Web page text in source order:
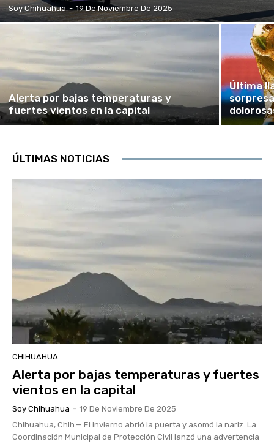
Soy Chihuahua - 19 De Noviembre De 2025
Alerta por bajas temperaturas y
fuertes vientos en la capital
Última
ÚLTIMAS NOTICIAS
CHIHUAHUA
Alerta por bajas temperaturas y fuertes
vientos en la capital
Soy Chihuahua - 19 De Noviembre De 2025
Chihuahua, Chih.— El invierno abrió la puerta y asomó la nariz. La
Coordinación Municipal de Protección Civil lanzó una advertencia